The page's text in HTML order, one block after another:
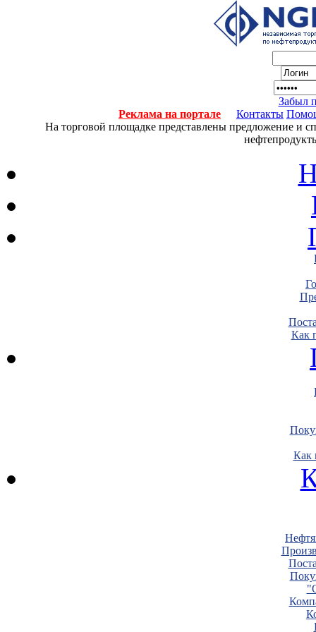
Забыл
Реклама на портале
Контакты
На торговой площадке представлены предложение и
Как
Как